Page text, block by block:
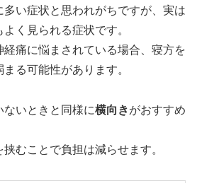
い症状と思われがちですが、実は
く見られる症状です。
痛に悩まされている場合、寝方を
る可能性があります。
いときと同様に横向きがおすすめ
むことで負担は減らせます。